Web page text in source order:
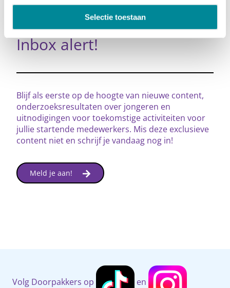
Selectie toestaan
Inbox alert!
Blijf als eerste op de hoogte van nieuwe content,
onderzoeksresultaten over jongeren en
uitnodigingen voor toekomstige activiteiten voor
jullie startende medewerkers. Mis deze exclusieve
content niet en schrijf je vandaag nog in!
Meld je aan!
Volg Doorpakkers op en